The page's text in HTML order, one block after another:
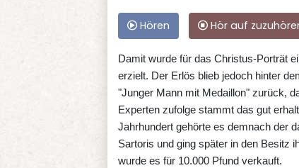
Hören Hör auf
Damit wurde für das Christus-Porträt
erzielt. Der Erlös blieb jedoch hinter
"Junger Mann mit Medaillon" zurück,
Experten zufolge stammt das gut
Jahrhundert gehörte es demnach der
Sartoris und ging später in den Besitz
wurde es für 10.000 Pfund verkauft.